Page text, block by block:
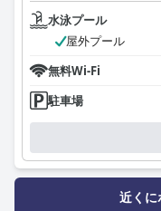
水泳プール
屋外プール
無料Wi-Fi
駐車場
近くに